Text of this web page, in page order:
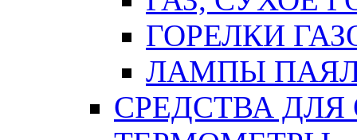
ГОРЕЛКИ
ЛАМПЫ
СРЕДСТВА